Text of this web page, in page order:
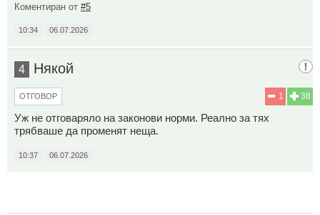
Коментиран от #5
10:34 06.07.2026
4 Някой
38
1
ОТГОВОР
Уж не отговаряло на законови норми. Реално за тях
трябваше да променят неща.
10:37 06.07.2026